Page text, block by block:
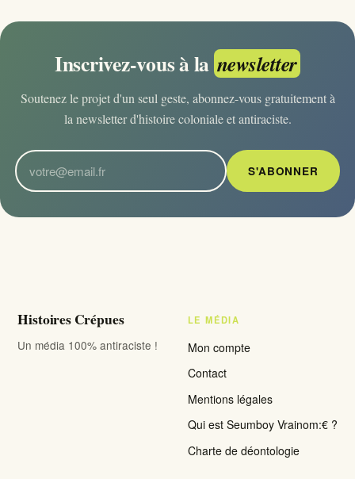
Inscrivez-vous à la newsletter
Soutenez le projet d'un seul geste, abonnez-vous gratuitement à
la newsletter d'histoire coloniale et antiraciste.
S'ABONNER
Histoires Crépues
Un média 100% antiraciste !
LE MÉDIA
Mon compte
Contact
Mentions légales
Qui est Seumboy Vrainom:€ ?
Charte de déontologie